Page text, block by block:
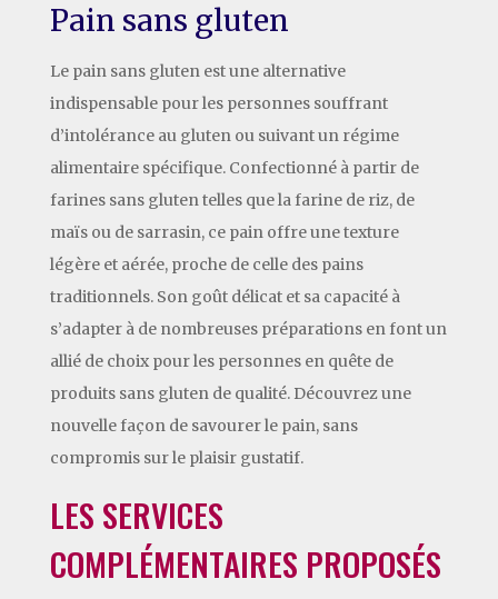
Pain sans gluten
Le pain sans gluten est une alternative
indispensable pour les personnes souffrant
d’intolérance au gluten ou suivant un régime
alimentaire spécifique. Confectionné à partir de
farines sans gluten telles que la farine de riz, de
maïs ou de sarrasin, ce pain offre une texture
légère et aérée, proche de celle des pains
traditionnels. Son goût délicat et sa capacité à
s’adapter à de nombreuses préparations en font un
allié de choix pour les personnes en quête de
produits sans gluten de qualité. Découvrez une
nouvelle façon de savourer le pain, sans
compromis sur le plaisir gustatif.
LES SERVICES
COMPLÉMENTAIRES PROPOSÉS